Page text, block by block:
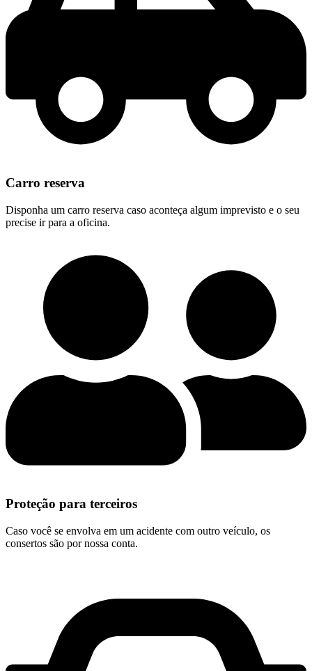
Carro reserva
Disponha um carro reserva caso aconteça algum imprevisto e o seu
precise ir para a oficina.
Proteção para terceiros
Caso você se envolva em um acidente com outro veículo, os
consertos são por nossa conta.